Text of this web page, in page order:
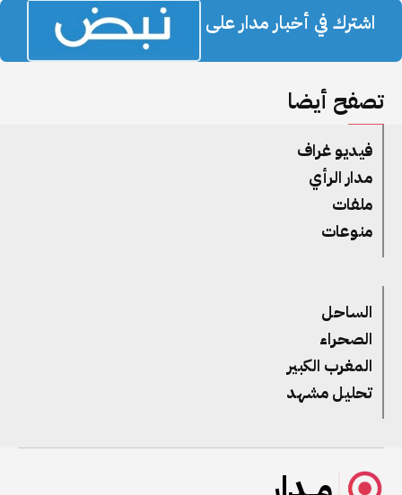
اشترك في أخبار مدار على
تصفح أيضا
فيديو غراف
مدار الرأي
ملفات
منوعات
الساحل
الصحراء
المغرب الكبير
تحليل مشهد